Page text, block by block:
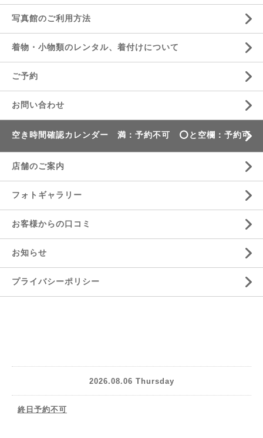
写真館のご利用方法
着物・小物類のレンタル、着付けについて
ご予約
お問い合わせ
空き時間確認カレンダー 満：予約不可 ⭕️と空欄：予約可
店舗のご案内
フォトギャラリー
お客様からの口コミ
お知らせ
プライバシーポリシー
2026.08.06 Thursday
終日予約不可